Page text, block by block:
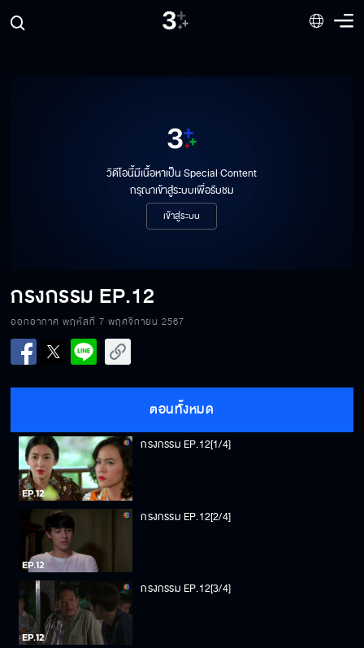
วิดีโอนี้มีเนื้อหาเป็น Special Content
กรุณาเข้าสู่ระบบเพื่อรับชม
เข้าสู่ระบบ
กรงกรรม EP.12
ออกอากาศ พฤหัสที่ 7 พฤศจิกายน 2567
ตอนทั้งหมด
กรงกรรม EP.12[1/4]
กรงกรรม EP.12[2/4]
กรงกรรม EP.12[3/4]